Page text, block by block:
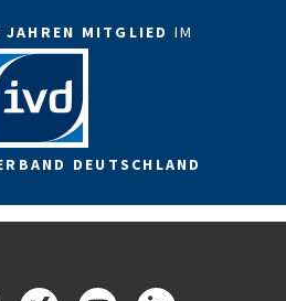
JAHREN MITGLIED IM
DEUTSCHLAND